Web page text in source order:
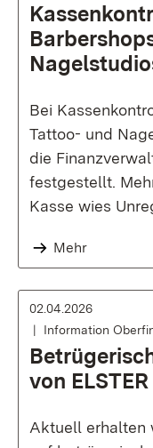
Bei
Tattoo- und
die
festgestellt.
Kasse wies
Mehr
02.04.2026
Information
von
Aktuell erhalten